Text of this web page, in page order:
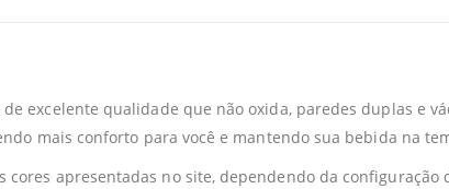
excelente qualidade que não oxida, paredes duplas e
mais conforto para você e mantendo sua bebida na
apresentadas no site, dependendo da